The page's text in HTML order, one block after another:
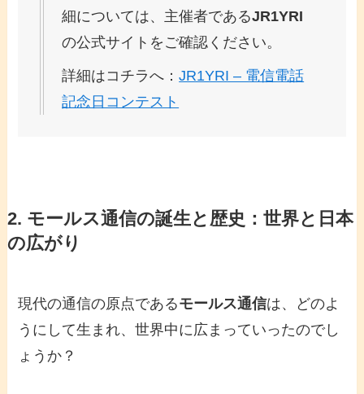
細については、主催者であるJR1YRI
の公式サイトをご確認ください。
詳細はコチラへ：JR1YRI – 電信電話
記念日コンテスト
2. モールス通信の誕生と歴史：世界と日本
の広がり
現代の通信の原点であるモールス通信は、どのよ
うにして生まれ、世界中に広まっていったのでし
ょうか？